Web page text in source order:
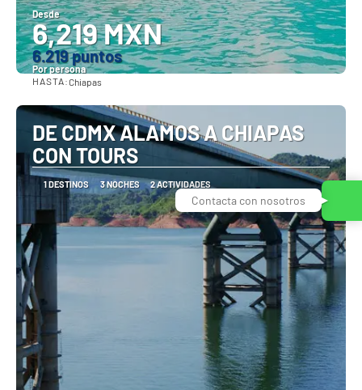
Desde
6,219 MXN
6.219 puntos
Por persona
HASTA:Chiapas
DE CDMX ALAMOS A CHIAPAS
CON TOURS
1 DESTINOS 3 NOCHES 2 ACTIVIDADES
Contacta con nosotros